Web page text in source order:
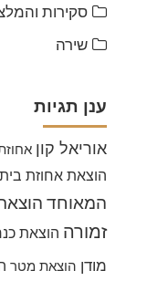
סקירות
שירה
ענן תגיות
אוריאל קון
הוצאת אחוזת בית
המאוחד
זמורה הוצאת
מודן הוצאת מטר